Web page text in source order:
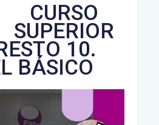
CURSO
SUPERIOR
10.
BÁSICO